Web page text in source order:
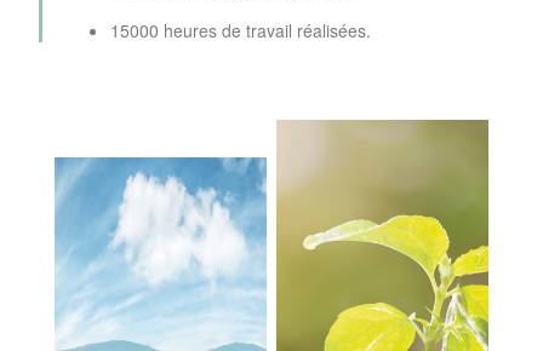
15000 heures de travail réalisées.